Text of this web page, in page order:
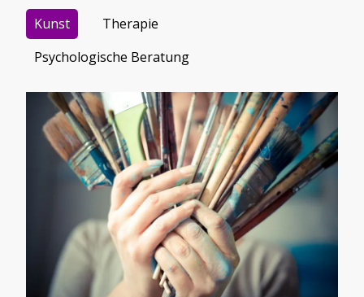
Kunst
Therapie
Psychologische Beratung